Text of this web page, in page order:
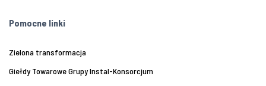
Pomocne linki
Zielona transformacja
Giełdy Towarowe Grupy Instal-Konsorcjum